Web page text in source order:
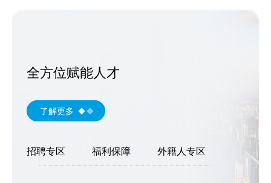
全方位赋能人才
了解更多
招聘专区 福利保障 外籍人专区